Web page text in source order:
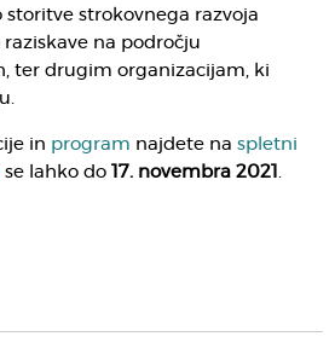
storitve strokovnega razvoja
na področju
ter drugim organizacijam, ki
in program najdete na spletni
se lahko do 17. novembra 2021